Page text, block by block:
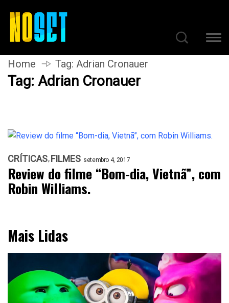
Home Tag: Adrian Cronauer
Tag: Adrian Cronauer
CRÍTICAS FILMES setembro 4, 2017
Review do filme “Bom-dia, Vietnã”, com
Robin Williams.
Mais Lidas